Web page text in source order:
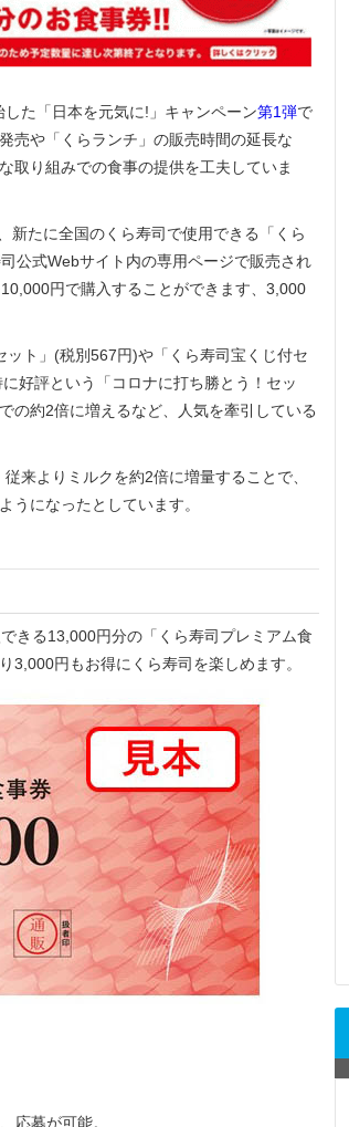
た「日本を元気に!」キャンペーン第1弾で
売や「くらランチ」の販売時間の延長な
取り組みでの食事の提供を工夫していま
たに全国のくら寿司で使用できる「くら
公式Webサイト内の専用ページで販売され
円で購入することができます、3,000
ト」(税別567円)や「くら寿司宝くじ付セ
好評という「コロナに打ち勝とう！セッ
の約2倍に増えるなど、人気を牽引している
来よりミルクを約2倍に増量することで、
うになったとしています。
きる13,000円分の「くら寿司プレミアム食
3,000円もお得にくら寿司を楽しめます。
応募が可能。